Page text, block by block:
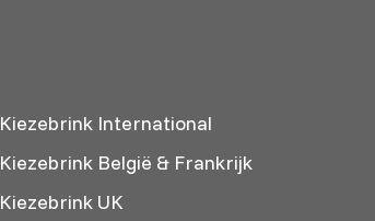
Kiezebrink International
Kiezebrink België & Frankrijk
Kiezebrink UK